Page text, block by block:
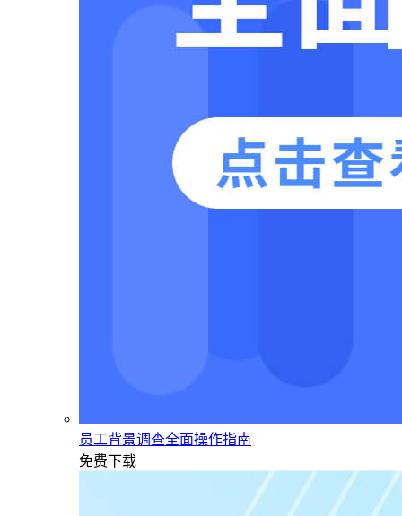
员工背景调查全面操作指南
免费下载